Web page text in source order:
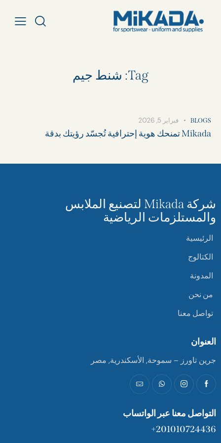
Tag: شنط جيم​
BLOGS فبراير 5, 2026
Mikada تمنحك هوية إحترافية تُجسّد رؤيتك بدقة
شركة Mikada لتصنيع الملابس
والمستلزمات الرياضية
الرئيسية
الكتالوج
المدونة
من نحن
تواصل معنا
العنوان
جرين تاورز – سموحة, الأسكندرية, مصر
التواصل معنا عبر الواتساب
201010724436+